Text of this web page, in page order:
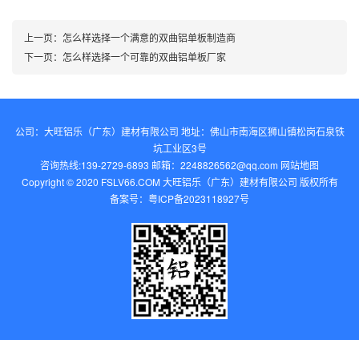
上一页： 怎么样选择一个满意的双曲铝单板制造商
下一页： 怎么样选择一个可靠的双曲铝单板厂家
公司：大旺铝乐（广东）建材有限公司 地址：佛山市南海区狮山镇松岗石泉铁
坑工业区3号
咨询热线:139-2729-6893 邮箱：2248826562@qq.com‬ 网站地图
Copyright © 2020 FSLV66.COM 大旺铝乐（广东）建材有限公司 版权所有
备案号： 粤ICP备2023118927号